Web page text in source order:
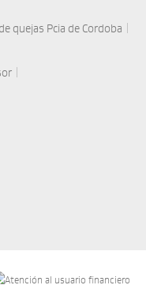
quejas Pcia de Cordoba